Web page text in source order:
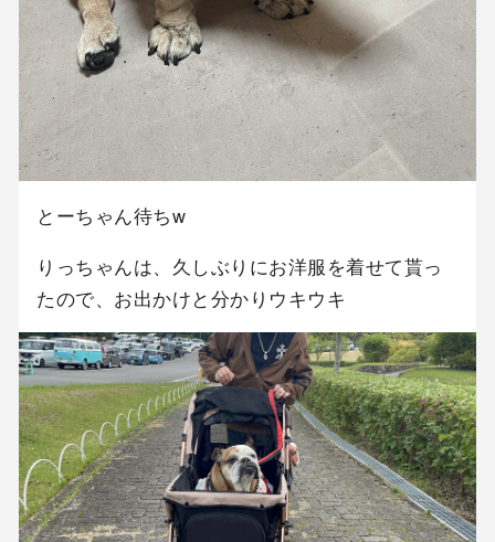
とーちゃん待ちw
りっちゃんは、久しぶりにお洋服を着せて貰っ
たので、お出かけと分かりウキウキ